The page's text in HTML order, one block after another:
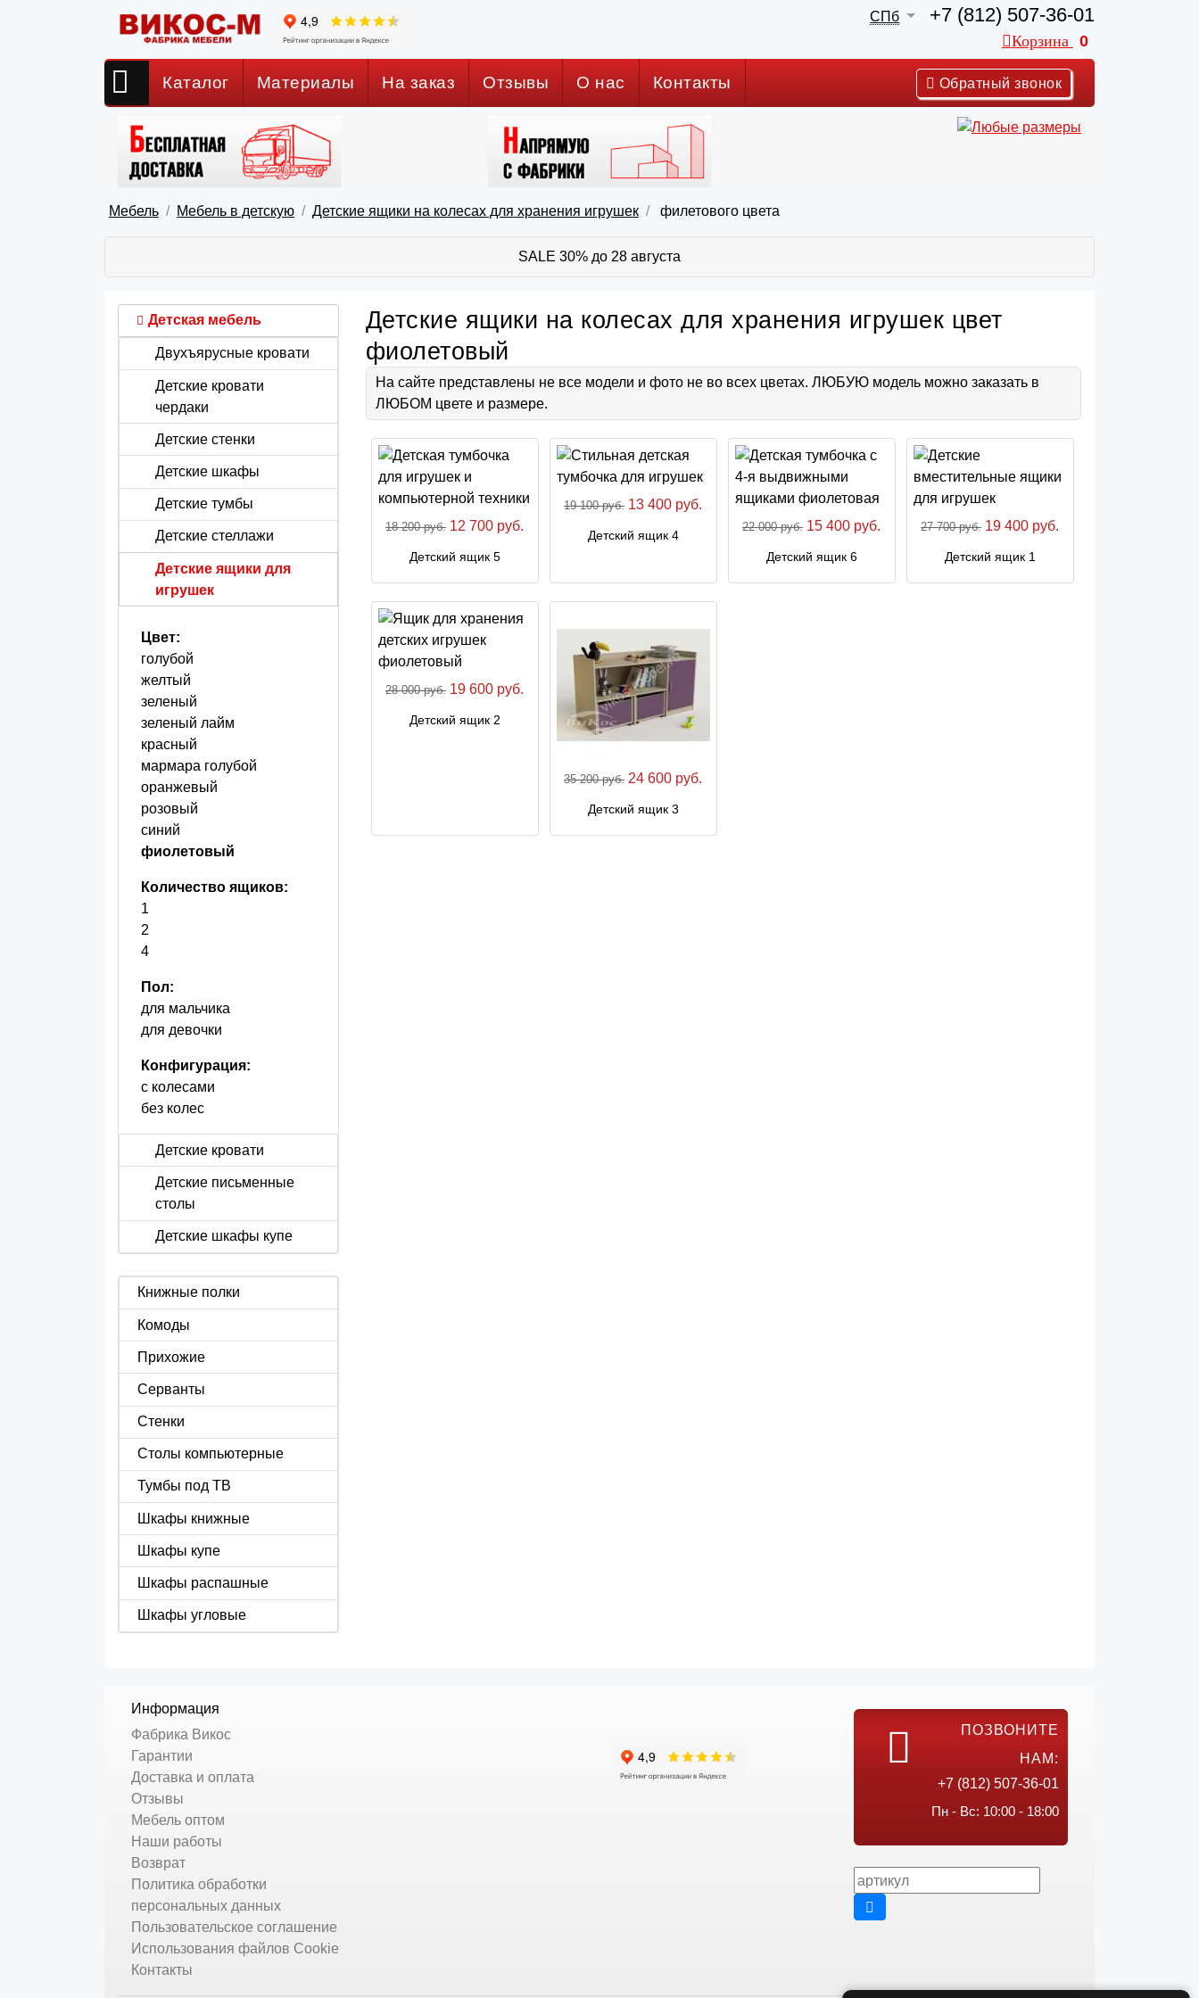
СПб +7 (812) 507-36-01
Корзина 0
Каталог Материалы На заказ Отзывы О нас Контакты Обратный звонок
Мебель Мебель в детскую Детские ящики на колесах для хранения игрушек филетового цвета
SALE 30% до 28 августа
Детская мебель
Двухъярусные кровати
Детские кровати
чердаки
Детские стенки
Детские шкафы
Детские тумбы
Детские стеллажи
Детские ящики для
игрушек
Цвет:
голубой
желтый
зеленый
зеленый лайм
красный
мармара голубой
оранжевый
розовый
синий
фиолетовый
Количество ящиков:
1
2
4
Пол:
для мальчика
для девочки
Конфигурация:
с колесами
без колес
Детские кровати
Детские письменные
столы
Детские шкафы купе
Книжные полки
Комоды
Прихожие
Серванты
Стенки
Столы компьютерные
Тумбы под ТВ
Шкафы книжные
Шкафы купе
Шкафы распашные
Шкафы угловые
Детские ящики на колесах для хранения игрушек цвет
фиолетовый
На сайте представлены не все модели и фото не во всех цветах. ЛЮБУЮ модель можно заказать в
ЛЮБОМ цвете и размере.
18 200 руб. 12 700 руб.
Детский ящик 5
19 100 руб. 13 400 руб.
Детский ящик 4
22 000 руб. 15 400 руб.
Детский ящик 6
27 700 руб. 19 400 руб.
Детский ящик 1
28 000 руб. 19 600 руб.
Детский ящик 2
35 200 руб. 24 600 руб.
Детский ящик 3
Информация
Фабрика Викос
Гарантии
Доставка и оплата
Отзывы
Мебель оптом
Наши работы
Возврат
Политика обработки
персональных данных
Пользовательское соглашение
Использования файлов Cookie
Контакты
ПОЗВОНИТЕ
НАМ:
+7 (812) 507-36-01
Пн - Вс: 10:00 - 18:00